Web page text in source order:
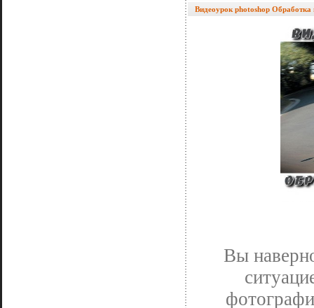
Видеоурок photoshop
Вы